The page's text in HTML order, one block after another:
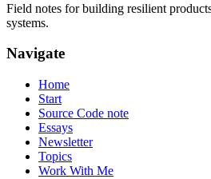
Field notes for building resilient
systems.
Navigate
Home
Start
Source Code note
Essays
Newsletter
Topics
Work With Me